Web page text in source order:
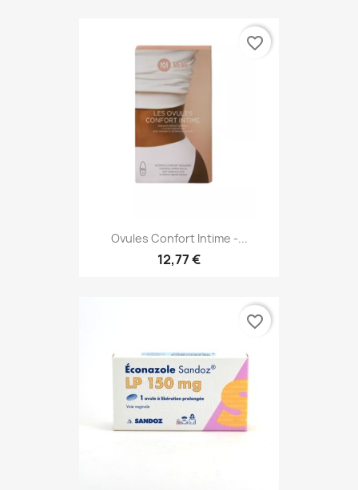
Ovules Confort Intime -...
12,77 €
favorite_border
favorite_border